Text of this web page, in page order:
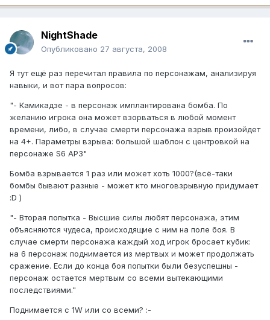
NightShade
Опубликовано 27 августа, 2008
Я тут ещё раз перечитал правила по персонажам, анализируя
навыки, и вот пара вопросов:
"- Камикадзе - в персонаж имплантирована бомба. По
желанию игрока она может взорваться в любой момент
времени, либо, в случае смерти персонажа взрыв произойдет
на 4+. Параметры взрыва: большой шаблон с центровкой на
персонаже S6 АР3"
Бомба взрывается 1 раз или может хоть 1000?(всё-таки
бомбы бывают разные - может кто многовзрывную придумает
:D )
"- Вторая попытка - Высшие силы любят персонажа, этим
объясняются чудеса, происходящие с ним на поле боя. В
случае смерти персонажа каждый ход игрок бросает кубик:
на 6 персонаж поднимается из мертвых и может продолжать
сражение. Если до конца боя попытки были безуспешны -
персонаж остается мертвым со всеми вытекающими
последствиями."
Поднимается с 1W или со всеми? :-